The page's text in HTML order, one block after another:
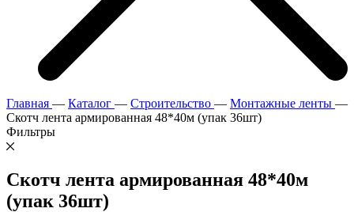
Главная — Каталог — Строительство — Монтажные ленты —
Скотч лента армированная 48*40м (упак 36шт)
Фильтры
Скотч лента армированная 48*40м
(упак 36шт)